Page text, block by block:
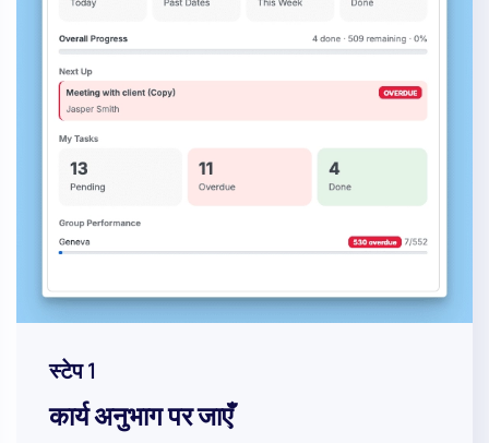
स्टेप 1
कार्य अनुभाग पर जाएँ